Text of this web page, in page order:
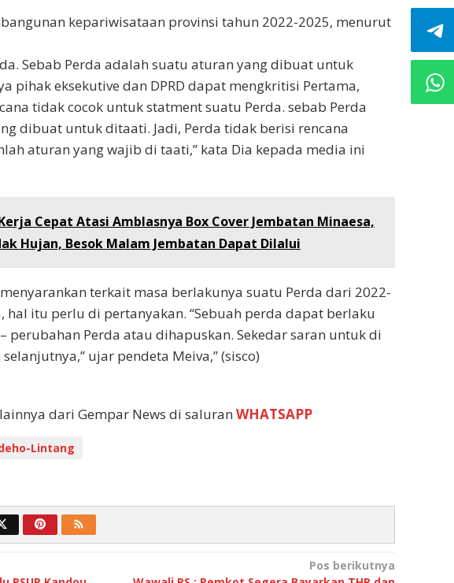
kepariwisataan provinsi tahun 2022-2025, menurut
Sebab Perda adalah suatu aturan yang dibuat untuk
pihak eksekutive dan DPRD dapat mengkritisi Pertama,
tidak cocok untuk statment suatu Perda. sebab Perda
dibuat untuk ditaati. Jadi, Perda tidak berisi rencana
aturan yang wajib di taati,” kata Dia kepada media ini
Cepat Atasi Amblasnya Box Cover Jembatan Minaesa,
Hujan, Besok Malam Jembatan Dapat Dilalui
terkait masa berlakunya suatu Perda dari 2022-
hal itu perlu di pertanyakan. “Sebuah perda dapat berlaku
perubahan Perda atau dihapuskan. Sekedar saran untuk di
ujar pendeta Meiva,” (sisco)
dari Gempar News di saluran WHATSAPP
Lintang
Pos berikutnya